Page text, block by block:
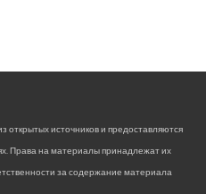
открытых источников и предоставляются
Права на материалы принадлежат их
за содержание материала